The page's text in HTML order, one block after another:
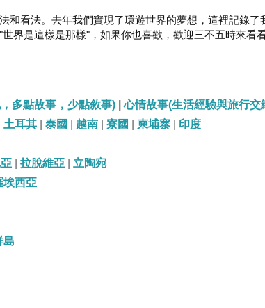
和看法。去年我們實現了環遊世界的夢想，這裡記錄
界是這樣是那樣"，如果你也喜歡，歡迎三不五時來看
多點故事，少點敘事) |心情故事(生活經驗與旅行交
土耳其 泰國 越南 寮國 柬埔寨 印度
拉脫維亞 立陶宛
埃西亞
島